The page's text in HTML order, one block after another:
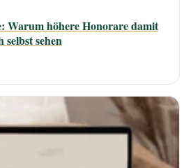
Warum höhere Honorare damit
selbst sehen